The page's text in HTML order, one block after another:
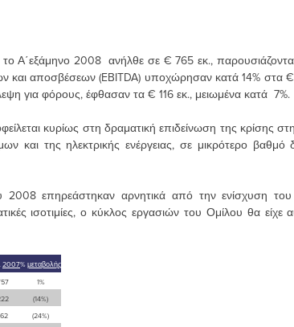
Α΄εξάμηνο 2008 ανήλθε σε € 765 εκ.,
και αποσβέσεων (EBITDA) υποχώρησαν κατά 14% στα
για φόρους, έφθασαν τα € 116 εκ., μειωμένα κατά 7%.
κυρίως στη δραματική επιδείνωση της κρίσης
της ηλεκτρικής ενέργειας, σε μικρότερο βαθμό
επηρεάστηκαν αρνητικά από την ενίσχυση
ισοτιμίες, ο κύκλος εργασιών του Ομίλου θα είχε
2007%μεταβολής
1%
(14%)
(24%)